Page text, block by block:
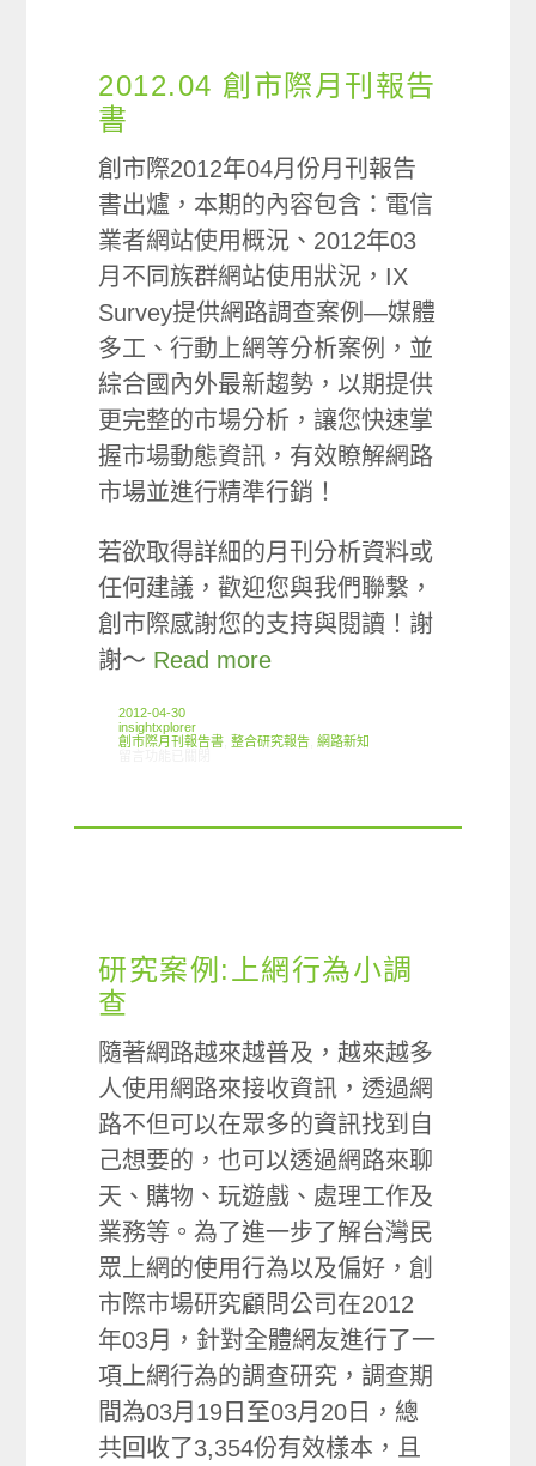
2012.04 創市際月刊報告
書
創市際2012年04月份月刊報告
書出爐，本期的內容包含：電信
業者網站使用概況、2012年03
月不同族群網站使用狀況，IX
Survey提供網路調查案例—媒體
多工、行動上網等分析案例，並
綜合國內外最新趨勢，以期提供
更完整的市場分析，讓您快速掌
握市場動態資訊，有效瞭解網路
市場並進行精準行銷！
若欲取得詳細的月刊分析資料或
任何建議，歡迎您與我們聯繫，
創市際感謝您的支持與閱讀！謝
謝～ Read more
2012-04-30
insightxplorer
創市際月刊報告書 ,整合研究報告 ,網路新知
研究案例:上網行為小調
查
隨著網路越來越普及，越來越多
人使用網路來接收資訊，透過網
路不但可以在眾多的資訊找到自
己想要的，也可以透過網路來聊
天、購物、玩遊戲、處理工作及
業務等。為了進一步了解台灣民
眾上網的使用行為以及偏好，創
市際市場研究顧問公司在2012
年03月，針對全體網友進行了一
項上網行為的調查研究，調查期
間為03月19日至03月20日，總
共回收了3,354份有效樣本，且